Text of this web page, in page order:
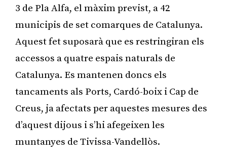
3 de Pla Alfa, el màxim previst, a 42
municipis de set comarques de Catalunya.
Aquest fet suposarà que es restringiran els
accessos a quatre espais naturals de
Catalunya. Es mantenen doncs els
tancaments als Ports, Cardó-boix i Cap de
Creus, ja afectats per aquestes mesures des
d’aquest dijous i s’hi afegeixen les
muntanyes de Tivissa-Vandellòs.